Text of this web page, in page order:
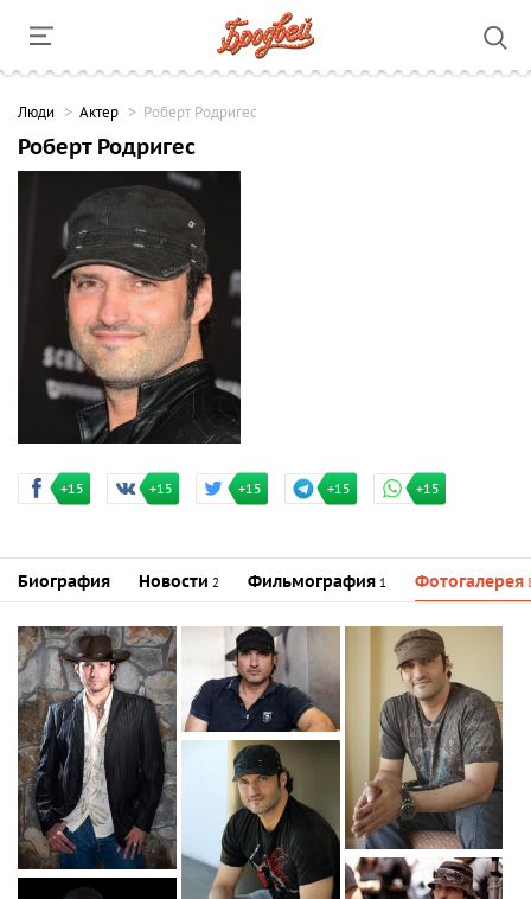
Люди Актер Роберт Родригес
Роберт Родригес
+15 +15 +15 +15 +15
Биография Новости 2 Фильмография 1 Фотогалерея